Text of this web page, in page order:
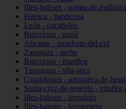
Illes-balears - palma-de-mallorca
Huesca - panticosa
León - cacabelos
Barcelona - moià
Alicante - monforte-del-cid
Zaragoza - utebo
Barcelona - manlleu
Tarragona - vila-seca
Guadalajara - azuqueca-de-
Santa-cruz-de-tenerife - vilaflor-
Illes-balears - fornalutx
Illes-balears - formentera